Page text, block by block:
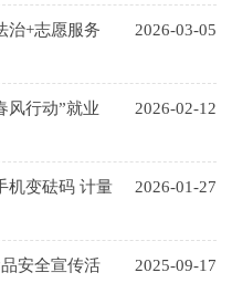
2026-03-05
治+志愿服务
2026-02-12
风行动”就业
2026-01-27
机变砝码 计量
2025-09-17
安全宣传活